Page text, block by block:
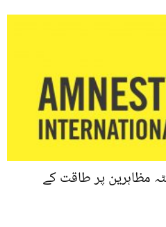
مظاہرین پر طاقت کے